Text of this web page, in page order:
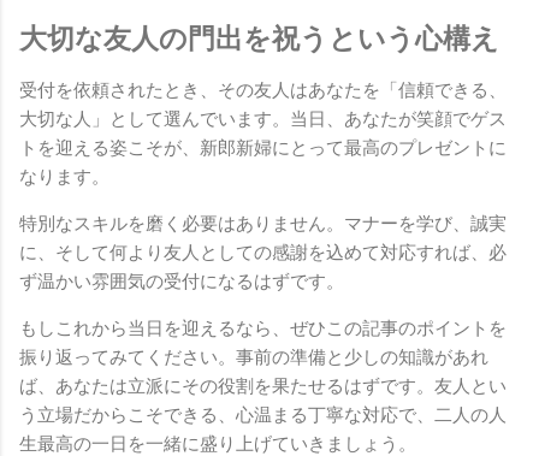
大切な友人の門出を祝うという心構え
受付を依頼されたとき、その友人はあなたを「信頼できる、
大切な人」として選んでいます。当日、あなたが笑顔でゲス
トを迎える姿こそが、新郎新婦にとって最高のプレゼントに
なります。
特別なスキルを磨く必要はありません。マナーを学び、誠実
に、そして何より友人としての感謝を込めて対応すれば、必
ず温かい雰囲気の受付になるはずです。
もしこれから当日を迎えるなら、ぜひこの記事のポイントを
振り返ってみてください。事前の準備と少しの知識があれ
ば、あなたは立派にその役割を果たせるはずです。友人とい
う立場だからこそできる、心温まる丁寧な対応で、二人の人
生最高の一日を一緒に盛り上げていきましょう。